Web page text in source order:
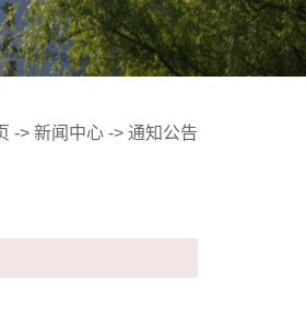
-> 新闻中心 -> 通知公告